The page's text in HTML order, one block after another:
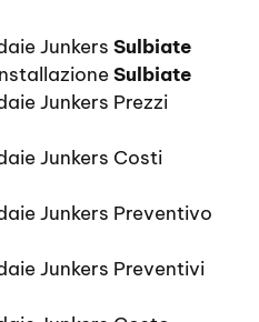
Junkers Sulbiate
Sulbiate
Junkers Prezzi
Junkers Costi
Junkers Preventivo
Junkers Preventivi